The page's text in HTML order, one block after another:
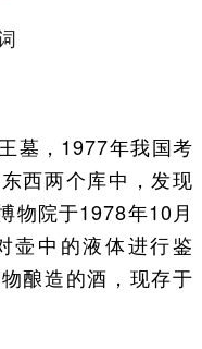
墓，1977年我国考
西两个库中，发现
物院于1978年10月
壶中的液体进行鉴
酿造的酒，现存于